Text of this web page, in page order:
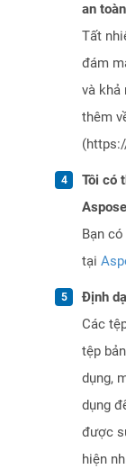
an
Tất
đám
và khả
thêm
Tôi có
Bạn
tại
Định
Các
tệp
dụng,
dụng
được
hiện